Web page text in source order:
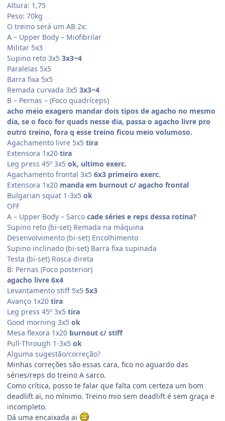
Altura: 1,75
Peso: 70kg
O treino será um AB 2x:
A – Upper Body – Miofibrilar
Militar 5x3
Supino reto 3x5 3x3~4
Paralelas 5x5
Barra fixa 5x5
Remada curvada 3x5 3x3~4
B – Pernas – (Foco quadríceps)
acho meio exagero mandar dois tipos de agacho no mesmo
dia, se o foco for quads nesse dia, passa o agacho livre pro
outro treino, fora q esse treino ficou meio volumoso.
Agachamento livre 5x5 tira
Extensora 1x20 tira
Leg press 45º 3x5 ok, ultimo exerc.
Agachamento frontal 3x5 6x3 primeiro exerc.
Extensora 1x20 manda em burnout c/ agacho frontal
Bulgarian squat 1-3x5 ok
OFF
A – Upper Body – Sarco cade séries e reps dessa rotina?
Supino reto (bi-set) Remada na máquina
Desenvolvimento (bi-set) Encolhimento
Supino inclinado (bi-set) Barra fixa supinada
Testa (bi-set) Rosca direta
B: Pernas (Foco posterior)
agacho livre 6x4
Levantamento stiff 5x5 5x3
Avanço 1x20 tira
Leg press 45º 3x5 tira
Good morning 3x5 ok
Mesa flexora 1x20 burnout c/ stiff
Pull-Through 1-3x5 ok
Alguma sugestão/correção?
Minhas correções são essas cara, fico no aguardo das
séries/reps do treino A sarco.
Como crítica, posso te falar que falta com certeza um bom
deadlift ai, no mínimo. Treino mio sem deadlift é sem graça e
incompleto.
Dá uma encaixada ai